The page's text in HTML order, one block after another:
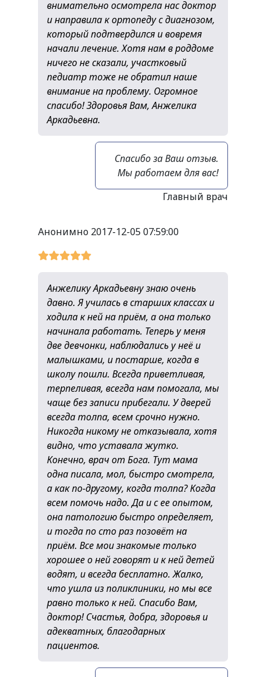
внимательно осмотрела нас доктор
и направила к ортопеду с диагнозом,
который подтвердился и вовремя
начали лечение. Хотя нам в роддоме
ничего не сказали, участковый
педиатр тоже не обратил наше
внимание на проблему. Огромное
спасибо! Здоровья Вам, Анжелика
Аркадьевна.
Спасибо за Ваш отзыв.
Мы работаем для вас!
Главный врач
Анонимно 2017-12-05 07:59:00
Анжелику Аркадьевну знаю очень
давно. Я училась в старших классах и
ходила к ней на приём, а она только
начинала работать. Теперь у меня
две девчонки, наблюдались у неё и
малышками, и постарше, когда в
школу пошли. Всегда приветливая,
терпеливая, всегда нам помогала, мы
чаще без записи прибегали. У дверей
всегда толпа, всем срочно нужно.
Никогда никому не отказывала, хотя
видно, что уставала жутко.
Конечно, врач от Бога. Тут мама
одна писала, мол, быстро смотрела,
а как по-другому, когда толпа? Когда
всем помочь надо. Да и с ее опытом,
она патологию быстро определяет,
и тогда по сто раз позовёт на
приём. Все мои знакомые только
хорошее о ней говорят и к ней детей
водят, и всегда бесплатно. Жалко,
что ушла из поликлиники, но мы все
равно только к ней. Спасибо Вам,
доктор! Счастья, добра, здоровья и
адекватных, благодарных
пациентов.